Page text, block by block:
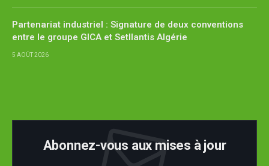
Partenariat industriel : Signature de deux conventions
entre le groupe GICA et Setllantis Algérie
5 AOÛT 2026
Abonnez-vous aux mises à jour